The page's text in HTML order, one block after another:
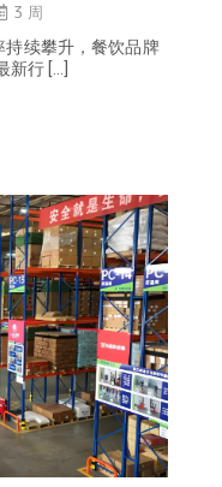
3 周
续攀升，餐饮品牌
新行 […]